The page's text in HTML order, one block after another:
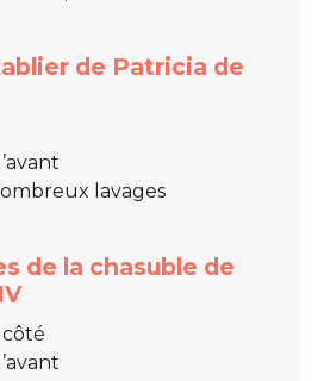
de Patricia de
lavages
de la chasuble de
côté